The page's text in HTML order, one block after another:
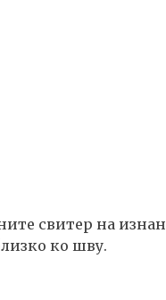
свитер на
ко шву.